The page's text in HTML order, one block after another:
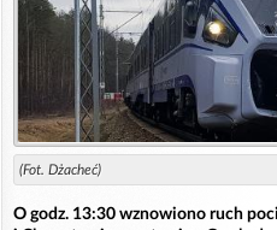
(Fot. Dżacheć)
O godz. 13:30 wznowiono ruch